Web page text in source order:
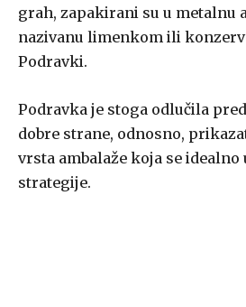
grah, zapakirani su u metalnu
nazivanu limenkom ili
Podravki.
Podravka je stoga odlučila
dobre strane, odnosno,
vrsta ambalaže koja se idealno
strategije.